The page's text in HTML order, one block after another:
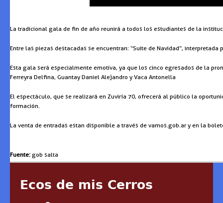
La tradicional gala de fin de año reunirá a todos los estudiantes de la
Entre las piezas destacadas se encuentran: “Suite de Navidad”,
Esta gala será especialmente emotiva, ya que los cinco egresados de la
Ferreyra Delfina, Guantay Daniel Alejandro y Vaca Antonella
El espectáculo, que se realizará en Zuviría 70, ofrecerá al público la
formación.
La venta de entradas estan disponible a través de vamos.gob.ar y en la
Fuente: gob salta
Ecos de mis Cerros